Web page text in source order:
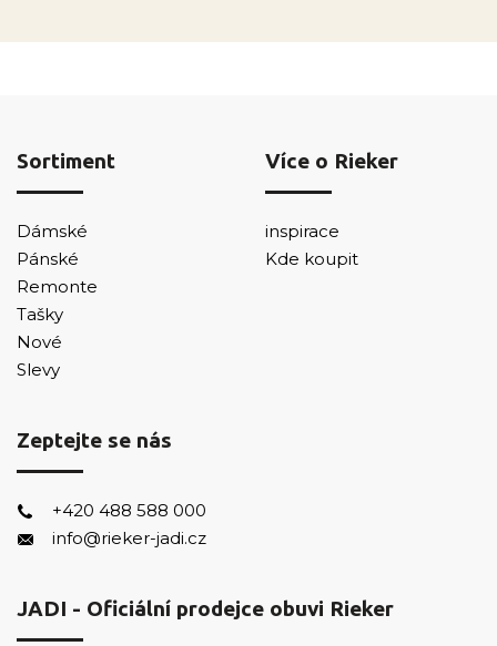
Sortiment
Dámské
Pánské
Remonte
Tašky
Nové
Slevy
Více o Rieker
inspirace
Kde koupit
Zeptejte se nás
+420 488 588 000
info@rieker-jadi.cz
JADI - Oficiální prodejce obuvi Rieker